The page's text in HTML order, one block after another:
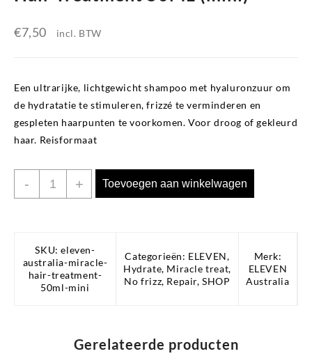
€7,50 incl. BTW
Een ultrarijke, lichtgewicht shampoo met hyaluronzuur om
de hydratatie te stimuleren, frizzé te verminderen en
gespleten haarpunten te voorkomen. Voor droog of gekleurd
haar. Reisformaat
-
ELEVEN
AUSTRALIA
Hair
Treatment
50ML
+ Toevoegen aan winkelwagen
SKU:eleven-
australia-miracle-
hair-treatment-
50ml-mini
Categorieën: ELEVEN,
Hydrate, Miracle treat,
No frizz, Repair,SHOP
Merk:
ELEVEN
Australia
Gerelateerde producten